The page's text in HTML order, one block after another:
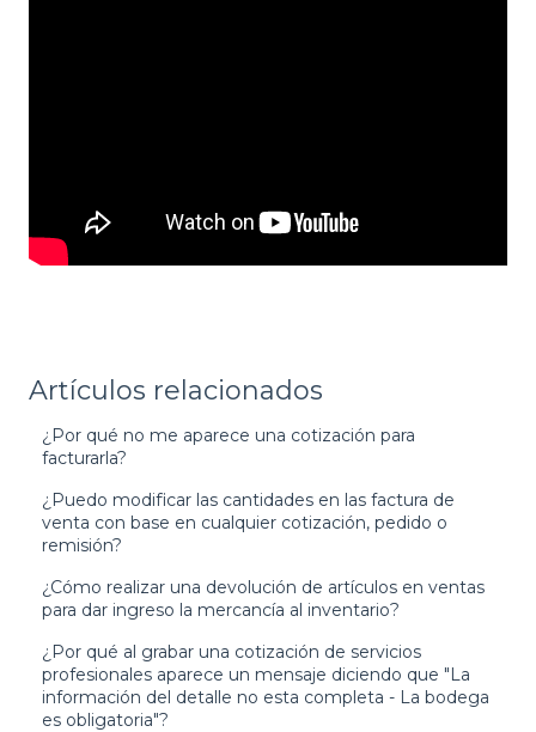
Artículos relacionados
¿Por qué no me aparece una cotización para
facturarla?
¿Puedo modificar las cantidades en las factura de
venta con base en cualquier cotización, pedido o
remisión?
¿Cómo realizar una devolución de artículos en ventas
para dar ingreso la mercancía al inventario?
¿Por qué al grabar una cotización de servicios
profesionales aparece un mensaje diciendo que "La
información del detalle no esta completa - La bodega
es obligatoria"?